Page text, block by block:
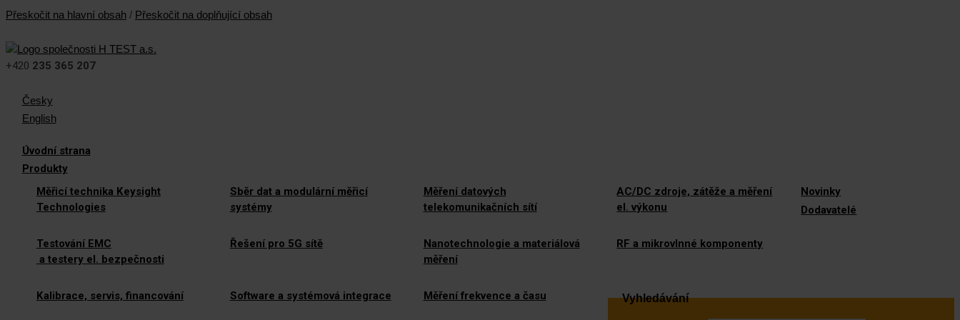
Přeskočit na hlavní obsah / Přeskočit na doplňující obsah
+420 235 365 207
Česky
English
Úvodní strana
Produkty
Měřicí technika Keysight
Technologies
Sběr dat a modulární měřicí
systémy
Měření datových
telekomunikačních sítí
AC/DC zdroje, zátěže a měření
el. výkonu
Testování EMC
a testery el. bezpečnosti
Řešení pro 5G sítě
Nanotechnologie a materiálová
měření
RF a mikrovlnné komponenty
Kalibrace, servis, financování Software a systémová integrace Měření frekvence a času
Novinky
Dodavatelé
Vyhledávání